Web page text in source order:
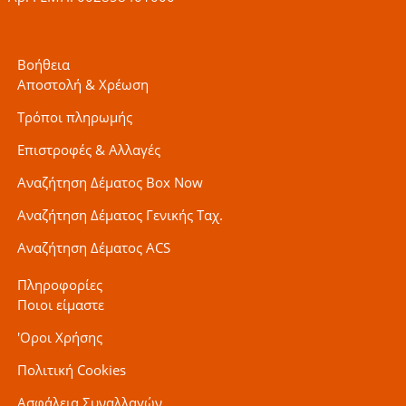
Βοήθεια
Αποστολή & Χρέωση
Τρόποι πληρωμής
Επιστροφές & Αλλαγές
Αναζήτηση Δέματος Box Now
Αναζήτηση Δέματος Γενικής Ταχ.
Αναζήτηση Δέματος ACS
Πληροφορίες
Ποιοι είμαστε
'Οροι Χρήσης
Πολιτική Cookies
Ασφάλεια Συναλλαγών